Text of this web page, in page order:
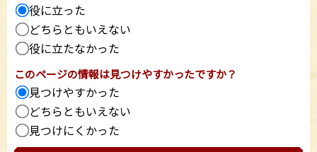
役に立った
どちらともいえない
役に立たなかった
このページの情報は見つけやすかったですか？
見つけやすかった
どちらともいえない
見つけにくかった